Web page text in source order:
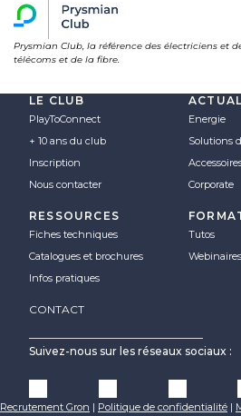
Prysmian Club, la référence des électriciens et
télécoms et de la fibre.
LE CLUB
PlayToConnect
+ 10 ans du club
Inscription
Nous contacter
Energie
Solutions
Corporate
RESSOURCES
Fiches techniques
Catalogues et brochures
Infos pratiques
Tutos
CONTACT
Suivez-nous sur les réseaux sociaux :
Recrutement Gron | Politique de confidentialité |